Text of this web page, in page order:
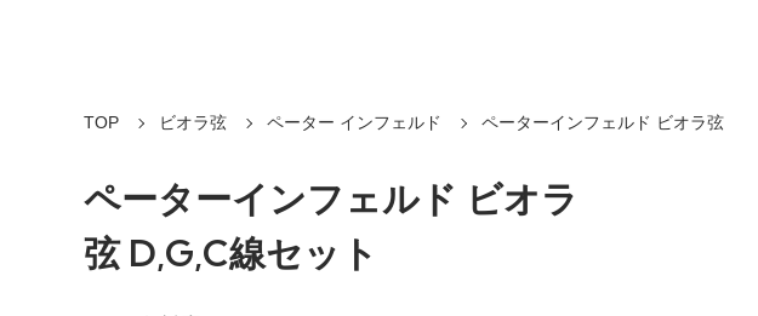
TOP ビオラ弦 ペーター インフェルド ペーターインフェルド ビオラ弦
ペーターインフェルド ビオラ
弦 D,G,C線セット